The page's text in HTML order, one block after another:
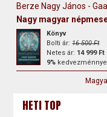
Berze Nagy János -
Nagy magyar
Könyv
Bolti ár:16 500 Ft
Netes ár: 14 999 Ft
9%
HETI TOP